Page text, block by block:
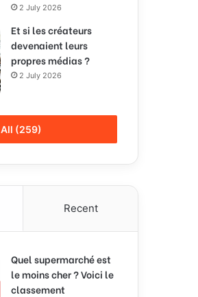
2 July 2026
Et si les créateurs
devenaient leurs
propres médias ?
2 July 2026
All (259)
Recent
Quel supermarché est
le moins cher ? Voici le
classement